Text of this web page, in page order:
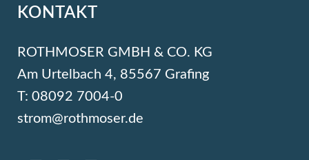
KONTAKT
ROTHMOSER GMBH & CO. KG
Am Urtelbach 4, 85567 Grafing
T: 08092 7004-0
strom@rothmoser.de